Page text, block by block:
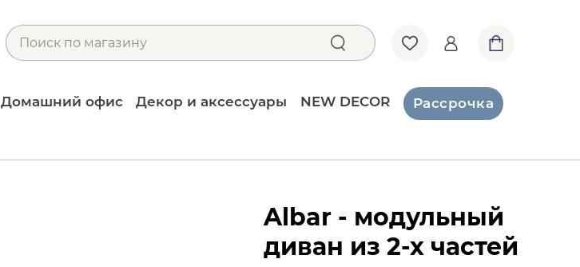
Домашний офис Декор и аксессуары NEW DECOR Рассрочка
Albar - модульный
диван из 2-х частей